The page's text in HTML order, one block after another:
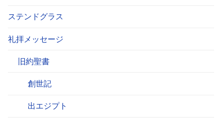
ステンドグラス
礼拝メッセージ
旧約聖書
創世記
出エジプト